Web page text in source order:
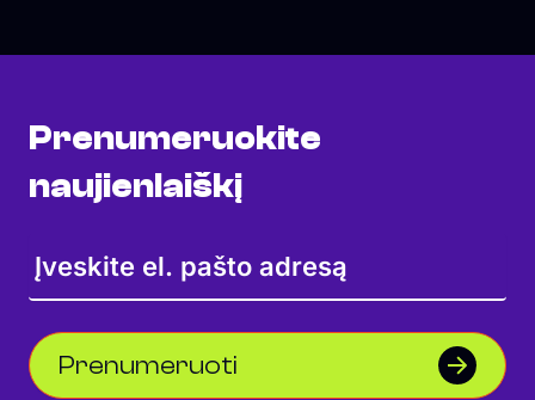
Prenumeruokite
naujienlaiškį
Prenumeruoti